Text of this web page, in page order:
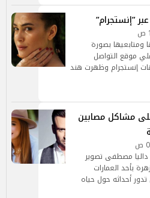
”إنستجرام”
ومتابعيها بصورة
موقع التواصل
إنستجرام وظهرت هند
مشاكل مصابين
داليا مصطفى تصوير
بأحد العمارات
أحداثه حول حياه